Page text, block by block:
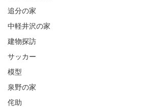
追分の家
中軽井沢の家
建物探訪
サッカー
模型
泉野の家
侘助